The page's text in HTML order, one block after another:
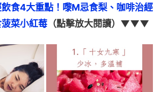
飲食4大重點！嚟M忌食梨、咖啡治經
菜小紅莓 （點擊放大閱讀）▼▼▼